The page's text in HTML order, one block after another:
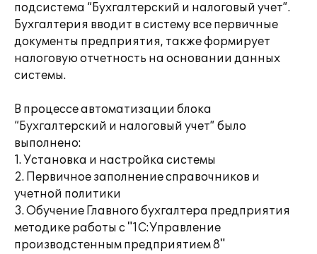
подсистема “Бухгалтерский и налоговый учет”.
Бухгалтерия вводит в систему все первичные
документы предприятия, также формирует
налоговую отчетность на основании данных
системы.
В процессе автоматизации блока
“Бухгалтерский и налоговый учет” было
выполнено:
1. Установка и настройка системы
2. Первичное заполнение справочников и
учетной политики
3. Обучение Главного бухгалтера предприятия
методике работы с "1С:Управление
производстенным предприятием 8"